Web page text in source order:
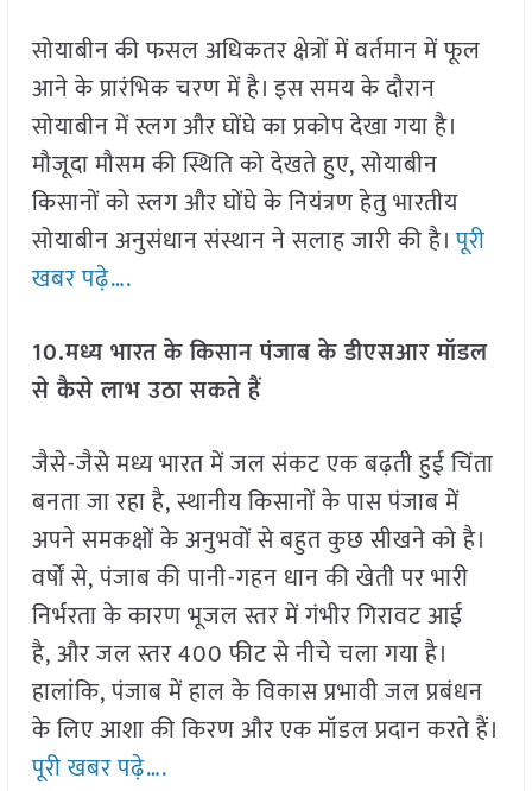
सोयाबीन की फसल अधिकतर क्षेत्रों में वर्तमान में फूल
आने के प्रारंभिक चरण में है। इस समय के दौरान
सोयाबीन में स्लग और घोंघे का प्रकोप देखा गया है।
मौजूदा मौसम की स्थिति को देखते हुए, सोयाबीन
किसानों को स्लग और घोंघे के नियंत्रण हेतु भारतीय
सोयाबीन अनुसंधान संस्थान ने सलाह जारी की है।पूरी
खबर पढ़े….
10.मध्य भारत के किसान पंजाब के डीएसआर मॉडल
से कैसे लाभ उठा सकते हैं
जैसे-जैसे मध्य भारत में जल संकट एक बढ़ती हुई चिंता
बनता जा रहा है, स्थानीय किसानों के पास पंजाब में
अपने समकक्षों के अनुभवों से बहुत कुछ सीखने को है।
वर्षों से, पंजाब की पानी-गहन धान की खेती पर भारी
निर्भरता के कारण भूजल स्तर में गंभीर गिरावट आई
है, और जल स्तर 400 फीट से नीचे चला गया है।
हालांकि, पंजाब में हाल के विकास प्रभावी जल प्रबंधन
के लिए आशा की किरण और एक मॉडल प्रदान करते हैं।
पूरी खबर पढ़े….